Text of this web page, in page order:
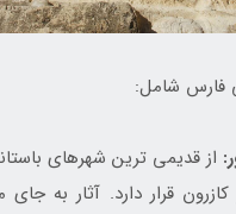
فارس شامل:
از قدیمی ترین شهرهای
قرار دارد. آثار به جای